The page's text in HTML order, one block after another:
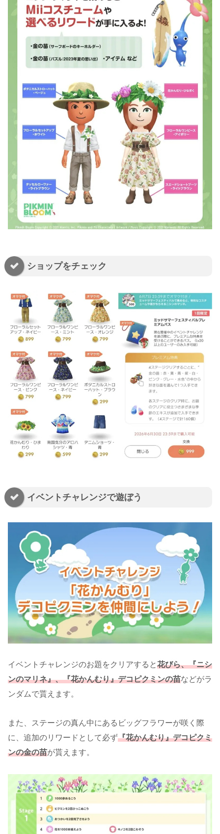
ショップをチェック
イベントチャレンジで遊ぼう
イベントチャレンジのお題をクリアすると花びら、『ニシ
ンのマリネ』、『花かんむり』デコピクミンの苗などがラ
ンダムで貰えます。
また、ステージの真ん中にあるビッグフラワーが咲く際
に、追加のリワードとして必ず『花かんむり』デコピクミ
ンの金の苗が貰えます。